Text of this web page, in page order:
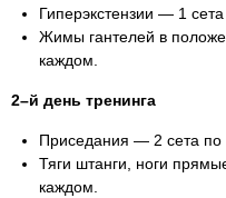
Гиперэкстензии — 1
Жимы гантелей в
каждом.
2–й день тренинга
Приседания — 2 сета по
Тяги штанги, ноги
каждом.